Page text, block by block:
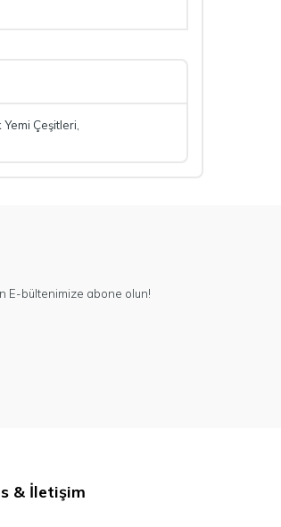
Yemi Çeşitleri
E-bültenimize abone olun!
& İletişim